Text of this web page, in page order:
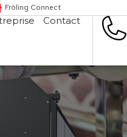
Fröling Connect
Contact